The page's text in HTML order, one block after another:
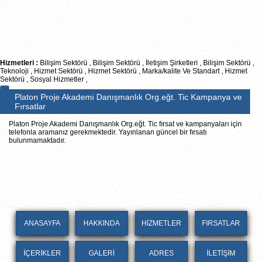
Hizmetleri : Bilişim Sektörü , Bilişim Sektörü , İletişim Şirketleri , Bilişim Sektörü ,
Teknoloji , Hizmet Sektörü , Hizmet Sektörü , Marka/kalite Ve Standart , Hizmet
Sektörü , Sosyal Hizmetler ,
Platon Proje Akademi Danışmanlık Org.eğt. Tic Kampanya ve
Fırsatlar
Platon Proje Akademi Danışmanlık Org.eğt. Tic fırsat ve kampanyaları için
telefonla aramanız gerekmektedir. Yayınlanan güncel bir fırsatı
bulunmamaktadır.
ANASAYFA HAKKINDA HİZMETLER FIRSATLAR
İÇERİKLER GALERİ ADRES İLETİŞİM